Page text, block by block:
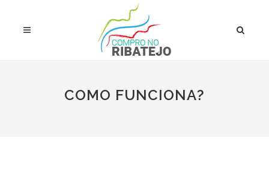
COMO FUNCIONA?